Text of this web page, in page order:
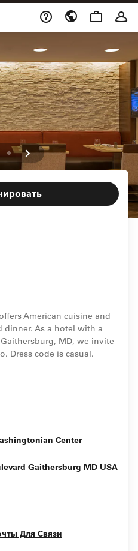
American cuisine and
dinner. As a hotel with a
MD, we invite
Dress code is casual.
In New Window
CenterOpens In
Gaithersburg MD USA
Для Связи